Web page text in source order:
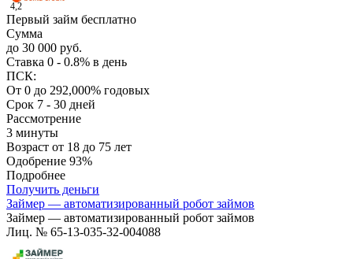
4,2
Первый займ бесплатно
Сумма
до 30 000 руб.
Ставка 0 - 0.8% в день
ПСК:
От 0 до 292,000% годовых
Срок 7 - 30 дней
Рассмотрение
3 минуты
Возраст от 18 до 75 лет
Одобрение 93%
Подробнее
Получить деньги
Займер — автоматизированный робот займов
Займер — автоматизированный робот займов
Лиц. № 65-13-035-32-004088